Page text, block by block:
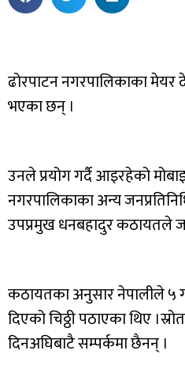
ढोरपाटन नगरपालिकाका मेयर
भएका छन् ।
उनले प्रयोग गर्दै आइरहेको
नगरपालिकाका अन्य
उपप्रमुख धनबहादुर कठायतले
कठायतका अनुसार नेपालीले ५
दिएको चिठ्ठी पठाएका थिए
दिनअघिबाटै सम्पर्कमा छैनन् ।